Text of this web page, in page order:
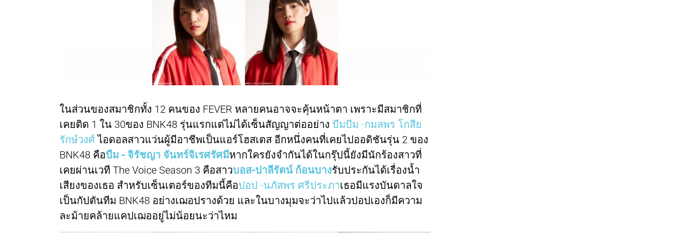
ในส่วนของสมาชิกทั้ง 12 คนของ FEVER หลายคนอาจจะคุ้นหน้าตา เพราะมีสมาชิกที่
เคยติด 1 ใน 30ของ BNK48 รุ่นแรกแต่ไม่ได้เซ็นสัญญาต่ออย่าง บีมบีม -กมลพร โกสีย
รักษ์วงศ์ไอดอลสาวแว่นผู้มีอาชีพเป็นแอร์โฮสเตส อีกหนึ่งคนที่เคยไปออดิชันรุ่น 2 ของ
BNK48 คือบีม - จิรัชญา จันทร์จิเรศรัศมีหากใครยังจำกันได้ในกรุ๊ปนี้ยังมีนักร้องสาวที่
เคยผ่านเวที The Voice Season 3 คือสาวบอส-ปาลีรัตน์ ก้อนบางรับประกันได้เรื่องน้ำ
เสียงของเธอ สำหรับเซ็นเตอร์ของทีมนี้คือปอป -นภัสพร ศรีประภาเธอมีแรงบันดาลใจ
เป็นกัปตันทีม BNK48 อย่างเฌอปรางด้วย และในบางมุมจะว่าไปแล้วปอปเองก็มีความ
ละม้ายคล้ายแคปเฌออยู่ไม่น้อยนะว่าไหม